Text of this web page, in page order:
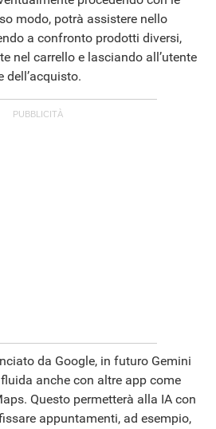
modo, potrà assistere nello
a confronto prodotti diversi,
nel carrello e lasciando all’utente
da Google, in futuro Gemini
anche con altre app come
Questo permetterà alla IA con
appuntamenti, ad esempio,